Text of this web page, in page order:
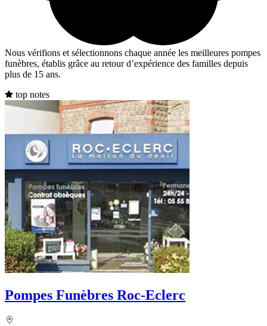
Nous vérifions et sélectionnons chaque année les meilleures pompes
funèbres, établis grâce au retour d’expérience des familles depuis
plus de 15 ans.
top notes
Pompes Funèbres Roc-Eclerc